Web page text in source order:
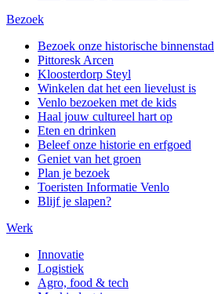
Bezoek
Bezoek onze historische binnenstad
Pittoresk Arcen
Kloosterdorp Steyl
Winkelen dat het een lievelust is
Venlo bezoeken met de kids
Haal jouw cultureel hart op
Eten en drinken
Beleef onze historie en erfgoed
Geniet van het groen
Plan je bezoek
Toeristen Informatie Venlo
Blijf je slapen?
Werk
Innovatie
Logistiek
Agro, food & tech